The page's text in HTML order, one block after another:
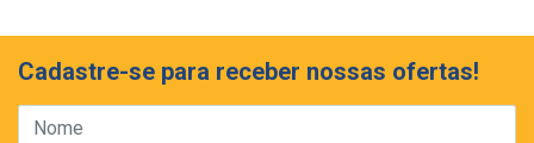
Cadastre-se para receber nossas ofertas!